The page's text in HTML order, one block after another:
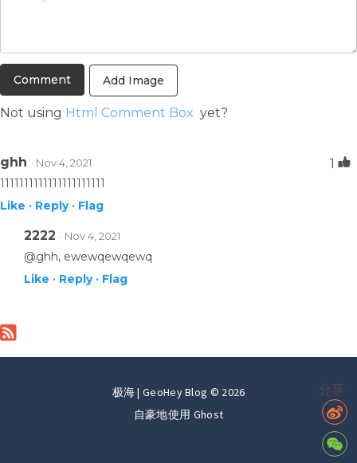
Add Image
Not using Html Comment Box yet?
ghh · Nov 4, 2021
1111111111111111111111
Like · Reply · Flag
1
2222 · Nov 4, 2021
@ghh, ewewqewqewq
Like · Reply · Flag
极海 | GeoHey Blog © 2026
自豪地使用 Ghost
分享